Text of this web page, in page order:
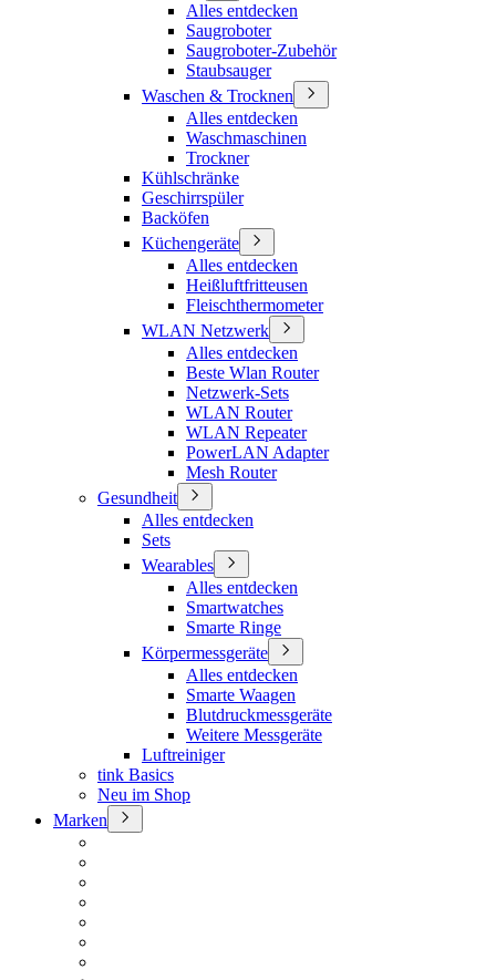
Alles entdecken
Saugroboter
Saugroboter-Zubehör
Staubsauger
Waschen & Trocknen
Alles entdecken
Waschmaschinen
Trockner
Kühlschränke
Geschirrspüler
Backöfen
Küchengeräte
Alles entdecken
Heißluftfritteusen
Fleischthermometer
WLAN Netzwerk
Alles entdecken
Beste Wlan Router
Netzwerk-Sets
WLAN Router
WLAN Repeater
PowerLAN Adapter
Mesh Router
Gesundheit
Alles entdecken
Sets
Wearables
Alles entdecken
Smartwatches
Smarte Ringe
Körpermessgeräte
Alles entdecken
Smarte Waagen
Blutdruckmessgeräte
Weitere Messgeräte
Luftreiniger
tink Basics
Neu im Shop
Marken